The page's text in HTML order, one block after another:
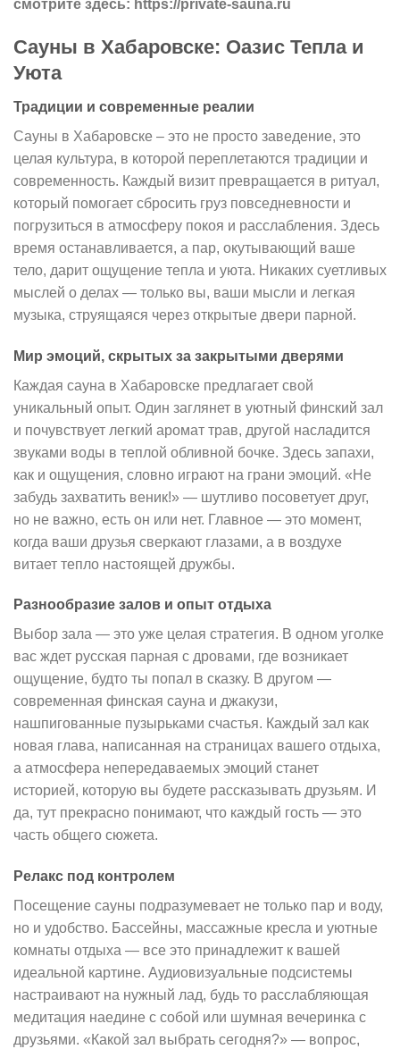
смотрите здесь: https://private-sauna.ru
Сауны в Хабаровске: Оазис Тепла и
Уюта
Традиции и современные реалии
Сауны в Хабаровске – это не просто заведение, это
целая культура, в которой переплетаются традиции и
современность. Каждый визит превращается в ритуал,
который помогает сбросить груз повседневности и
погрузиться в атмосферу покоя и расслабления. Здесь
время останавливается, а пар, окутывающий ваше
тело, дарит ощущение тепла и уюта. Никаких суетливых
мыслей о делах — только вы, ваши мысли и легкая
музыка, струящаяся через открытые двери парной.
Мир эмоций, скрытых за закрытыми дверями
Каждая сауна в Хабаровске предлагает свой
уникальный опыт. Один заглянет в уютный финский зал
и почувствует легкий аромат трав, другой насладится
звуками воды в теплой обливной бочке. Здесь запахи,
как и ощущения, словно играют на грани эмоций. «Не
забудь захватить веник!» — шутливо посоветует друг,
но не важно, есть он или нет. Главное — это момент,
когда ваши друзья сверкают глазами, а в воздухе
витает тепло настоящей дружбы.
Разнообразие залов и опыт отдыха
Выбор зала — это уже целая стратегия. В одном уголке
вас ждет русская парная с дровами, где возникает
ощущение, будто ты попал в сказку. В другом —
современная финская сауна и джакузи,
нашпигованные пузырьками счастья. Каждый зал как
новая глава, написанная на страницах вашего отдыха,
а атмосфера непередаваемых эмоций станет
историей, которую вы будете рассказывать друзьям. И
да, тут прекрасно понимают, что каждый гость — это
часть общего сюжета.
Релакс под контролем
Посещение сауны подразумевает не только пар и воду,
но и удобство. Бассейны, массажные кресла и уютные
комнаты отдыха — все это принадлежит к вашей
идеальной картине. Аудиовизуальные подсистемы
настраивают на нужный лад, будь то расслабляющая
медитация наедине с собой или шумная вечеринка с
друзьями. «Какой зал выбрать сегодня?» — вопрос,